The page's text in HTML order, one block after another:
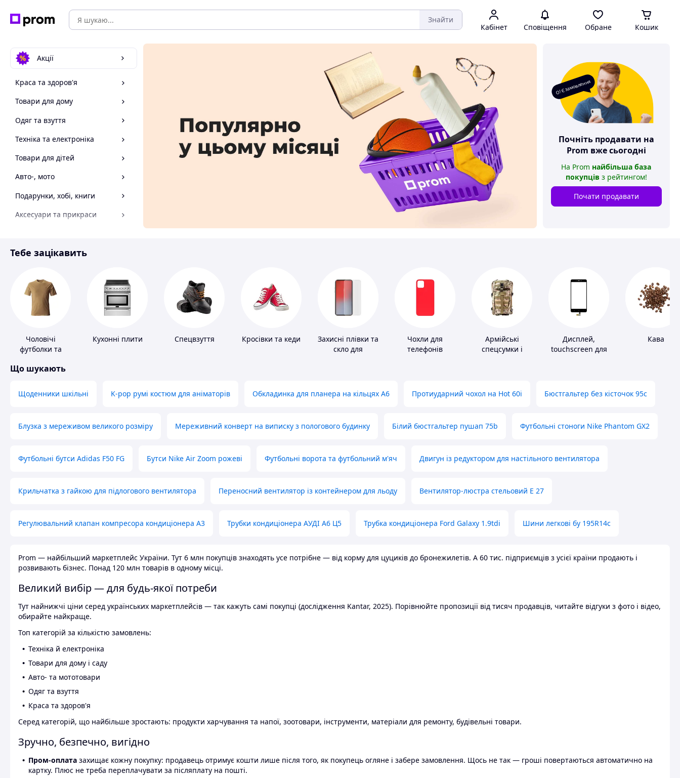
Знайти
Кабінет Сповіщення Обране Кошик
Акції
Краса та здоров'я
Товари для дому
Одяг та взуття
Техніка та електроніка
Товари для дітей
Авто-, мото
Подарунки, хобі, книги
Аксесуари та прикраси
Спорт і відпочинок
О! Є замовлення
Почніть продавати на
Prom вже сьогодні
На Prom найбільша база
покупців з рейтингом!
Почати продавати
Тебе зацікавить
Чоловічі
футболки та
Кухонні плити Спецвзуття Кросівки та кеди
Захисні плівки та
скло для
Чохли для
телефонів
Армійські
спецсумки і
Дисплей,
touchscreen для
Кава
Що шукають
Щоденники шкільні K-pop румі костюм для аніматорів Обкладинка для планера на кільцях А6 Протиударний чохол на Hot 60i Бюстгальтер без кісточок 95с
Блузка з мереживом великого розміру Мереживний конверт на виписку з пологового будинку Білий бюстгальтер пушап 75b Футбольні стоноги Nike Phantom GX2
Футбольні бутси Adidas F50 FG Бутси Nike Air Zoom рожеві Футбольні ворота та футбольний м'яч Двигун із редуктором для настільного вентилятора
Крильчатка з гайкою для підлогового вентилятора Переносний вентилятор із контейнером для льоду Вентилятор-люстра стельовий E 27
Регулювальний клапан компресора кондиціонера А3 Трубки кондиціонера АУДІ А6 Ц5 Трубка кондиціонера Ford Galaxy 1.9tdi Шини легкові бу 195R14c
Prom — найбільший маркетплейс України. Тут 6 млн покупців знаходять усе потрібне — від корму для цуциків до бронежилетів. А 60 тис. підприємців з усієї країни продають і
розвивають бізнес. Понад 120 млн товарів в одному місці.
Великий вибір — для будь-якої потреби
Тут найнижчі ціни серед українських маркетплейсів — так кажуть самі покупці (дослідження Kantar, 2025). Порівнюйте пропозиції від тисяч продавців, читайте відгуки з фото і відео,
обирайте найкраще.
Топ категорій за кількістю замовлень:
Техніка й електроніка
Товари для дому і саду
Авто- та мототовари
Одяг та взуття
Краса та здоров'я
Серед категорій, що найбільше зростають: продукти харчування та напої, зоотовари, інструменти, матеріали для ремонту, будівельні товари.
Зручно, безпечно, вигідно
Пром-оплата захищає кожну покупку: продавець отримує кошти лише після того, як покупець огляне і забере замовлення. Щось не так — гроші повертаються автоматично на
картку. Плюс не треба переплачувати за післяплату на пошті.